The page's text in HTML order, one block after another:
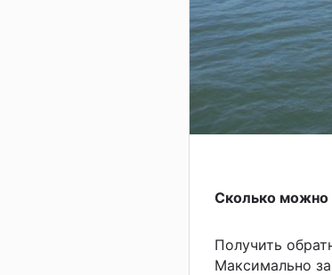
Сколько можно
Получить
Максимально